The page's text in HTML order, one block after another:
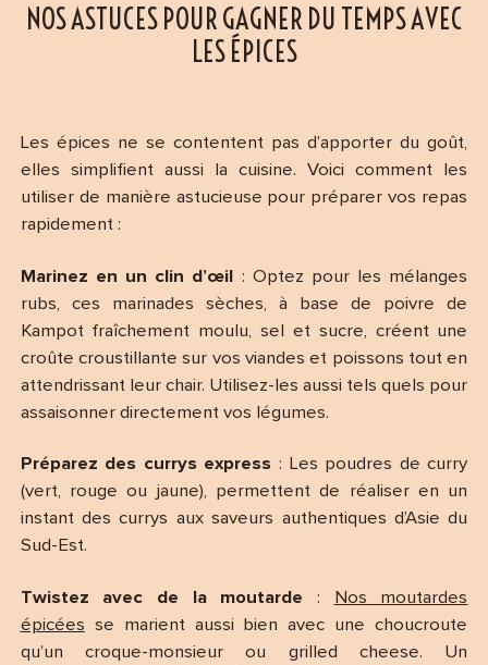
NOS ASTUCES POUR GAGNER DU TEMPS AVEC
LES ÉPICES
Les épices ne se contentent pas d’apporter du goût,
elles simplifient aussi la cuisine. Voici comment les
utiliser de manière astucieuse pour préparer vos repas
rapidement :
Marinez en un clin d’œil
: Optez pour les mélanges
rubs, ces marinades sèches, à base de poivre de
Kampot fraîchement moulu, sel et sucre, créent une
croûte croustillante sur vos viandes et poissons tout en
attendrissant leur chair. Utilisez-les aussi tels quels pour
assaisonner directement vos légumes.
Préparez des currys express : Les poudres de curry
(vert, rouge ou jaune), permettent de réaliser en un
instant des currys aux saveurs authentiques d’Asie du
Sud-Est.
Twistez avec de la moutarde :
Nos moutardes
épicées se marient aussi bien avec une choucroute
qu’un croque-monsieur ou grilled cheese. Un